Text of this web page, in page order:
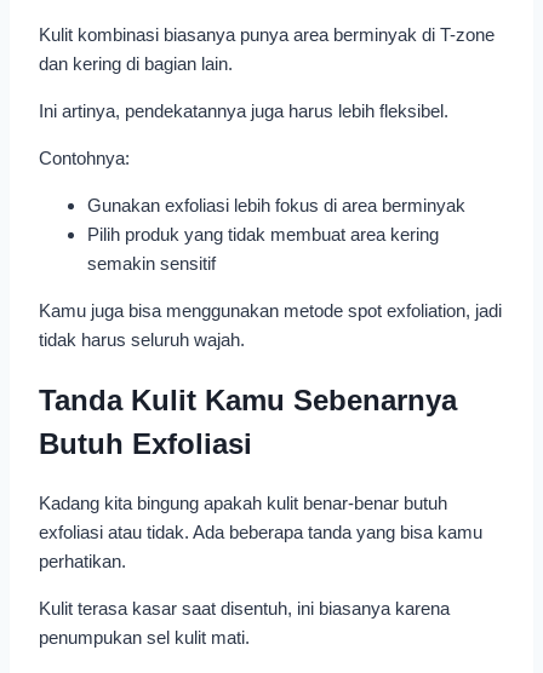
Kulit kombinasi biasanya punya area berminyak di T-zone
dan kering di bagian lain.
Ini artinya, pendekatannya juga harus lebih fleksibel.
Contohnya:
Gunakan exfoliasi lebih fokus di area berminyak
Pilih produk yang tidak membuat area kering
semakin sensitif
Kamu juga bisa menggunakan metode spot exfoliation, jadi
tidak harus seluruh wajah.
Tanda Kulit Kamu Sebenarnya
Butuh Exfoliasi
Kadang kita bingung apakah kulit benar-benar butuh
exfoliasi atau tidak. Ada beberapa tanda yang bisa kamu
perhatikan.
Kulit terasa kasar saat disentuh, ini biasanya karena
penumpukan sel kulit mati.